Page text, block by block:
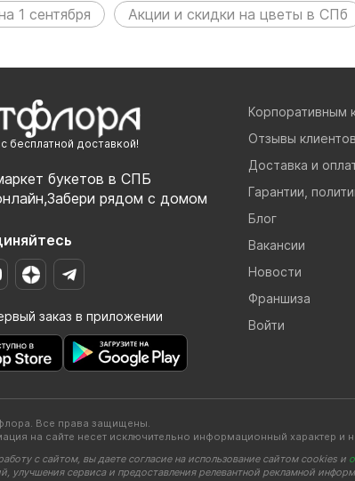
1 сентября
Акции и скидки на цветы в СПб
бесплатной доставкой!
букетов в СПБ
рядом с домом
заказ в приложении
Корпоративным
Отзывы клиентов
Доставка и
Гарантии,
Блог
Вакансии
Новости
Франшиза
Войти
Все права защищены.
на сайте несет исключительно информационный характер
с сайтом, вы даете согласие на использование сайтом cookies и
улучшения сервиса и предоставления релевантной рекламной